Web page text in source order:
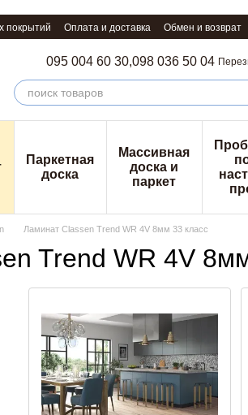
покрытий Оплата и доставка Обмен и возврат
095 004 60 30,098 036 50 04
Паркетная
доска
Массивная
доска и
паркет
Ламинат Classen Trend WR 4V 8мм 33 класс
Trend WR 4V